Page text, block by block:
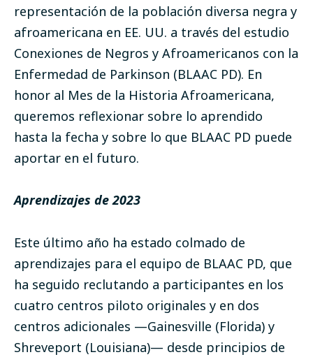
representación de la población diversa negra y
afroamericana en EE. UU. a través del estudio
Conexiones de Negros y Afroamericanos con la
Enfermedad de Parkinson (BLAAC PD). En
honor al Mes de la Historia Afroamericana,
queremos reflexionar sobre lo aprendido
hasta la fecha y sobre lo que BLAAC PD puede
aportar en el futuro.
Aprendizajes de 2023
Este último año ha estado colmado de
aprendizajes para el equipo de BLAAC PD, que
ha seguido reclutando a participantes en los
cuatro centros piloto originales y en dos
centros adicionales —Gainesville (Florida) y
Shreveport (Louisiana)— desde principios de